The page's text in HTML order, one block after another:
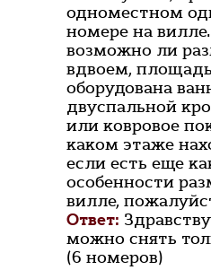
одноместном
номере на
возможно ли
вдвоем,
оборудована
двуспальной
или ковровое
каком этаже
если есть еще
особенности
вилле,
Ответ:
можно снять
(6 номеров)